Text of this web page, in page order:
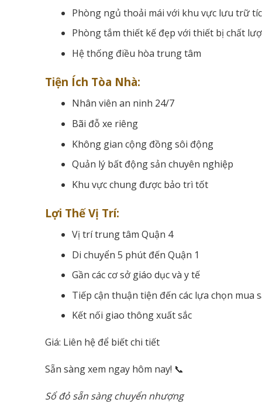
Phòng ngủ thoải mái với khu vực lưu trữ
Phòng tắm thiết kế đẹp với thiết bị chất
Hệ thống điều hòa trung tâm
Tiện Ích Tòa Nhà:
Nhân viên an ninh 24/7
Bãi đỗ xe riêng
Không gian cộng đồng sôi động
Quản lý bất động sản chuyên nghiệp
Khu vực chung được bảo trì tốt
Lợi Thế Vị Trí:
Vị trí trung tâm Quận 4
Di chuyển 5 phút đến Quận 1
Gần các cơ sở giáo dục và y tế
Tiếp cận thuận tiện đến các lựa chọn mua
Kết nối giao thông xuất sắc
Giá: Liên hệ để biết chi tiết
Sẵn sàng xem ngay hôm nay! 📞
Sổ đỏ sẵn sàng chuyển nhượng